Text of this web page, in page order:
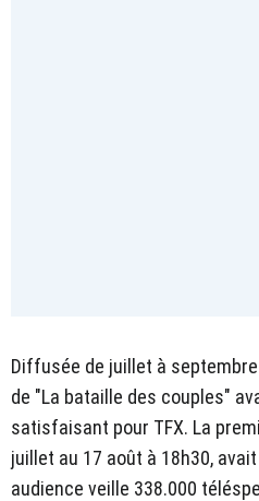
Diffusée de juillet à
de "La bataille des couples"
satisfaisant pour TFX. La
juillet au 17 août à 18h30,
audience veille 338.000